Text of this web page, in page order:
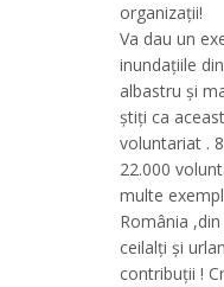
organizații!
Va dau un
inundațiile
albastru și
știți ca
voluntariat .
22.000
multe
România
ceilalți și
contribuții !